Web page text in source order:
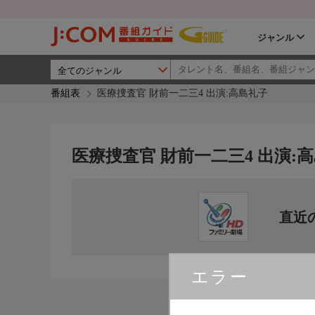
ジャンル
番組表 医療捜査官 財前一二三4 出演:高島礼子
エラー
医療捜査官 財前一二三4 出演:
直近